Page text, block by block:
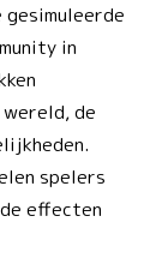
in
de
spelers
effecten